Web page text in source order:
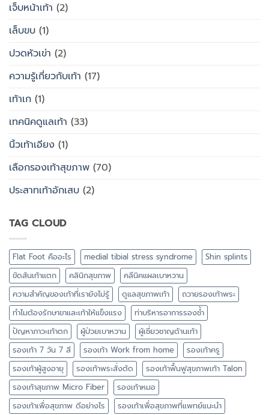
เจ็บหน้าเท้า (2)
เล็บขบ (1)
ปวดหัวเข่า (2)
ความรู้เกี่ยวกับเท้า (17)
เท้าเก (1)
เทคนิคดูแลเท้า (33)
นิ้วเท้าเอียง (1)
เลือกรองเท้าสุขภาพ (70)
ประสาทเท้าอักเสบ (2)
TAG CLOUD
Flat Foot คืออะไร medial tibial stress syndrome
Shin splints
ขัดส้นเท้าแตก
คลินิกสุขภาพ
คลีนิคแผลเบาหวาน
ความสำคัญของเท้าที่เรายังไม่รู้
ดูแลสุขภาพเท้า
ถวายรองเท้าพระ
ทำไมต้องรักษาขาและเท้าให้แข็งแรง
ท่าบริหารอาการรองช้ำ
ปัญหาภาวะเท้าตก
ผู้ป่วยเบาหวาน
ผู้เชี่ยวชาญด้านเท้า
รองเท้า 7 วัน 7 สี
รองเท้า Work from home
รองเท้าครู
รองเท้าผู้สูงอายุ
รองเท้าพระสั่งตัด
รองเท้าฟื้นฟูสุขภาพเท้า Talon
รองเท้าสุขภาพ Micro Fiber
รองเท้าหมอ
รองเท้าเพื่อสุขภาพ ดีอย่างไร
รองเท้าเพื่อสุขภาพที่แพทย์แนะนำ